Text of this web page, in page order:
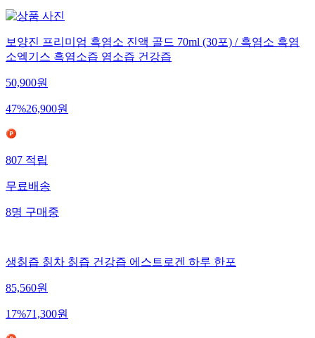
보양진 프리미엄 흑염소 진액 골드 70ml (30포) / 흑염소 흑염
소엑기스 흑염소즙 염소즙 건강즙
50,900원
47%26,900원
807 적립
무료배송
8명 구매중
생칡즙 칡차 칡즙 건강즙 에스트로겐 하루 한포
85,560원
17%71,300원